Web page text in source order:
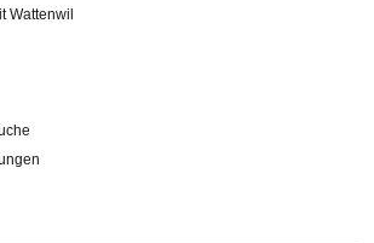
Wattenwil